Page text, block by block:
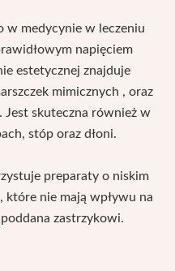
w medycynie w leczeniu
napięciem
estetycznej znajduje
mimicznych , oraz
Jest skuteczna również w
stóp oraz dłoni.
preparaty o niskim
nie mają wpływu na
zastrzykowi.